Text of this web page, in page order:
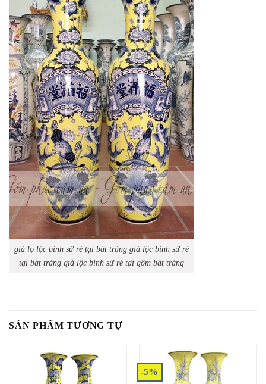
giá lọ lộc bình sứ rẻ tại bát tràng giá lộc bình sứ rẻ
tại bát tràng giá lộc bình sứ rẻ tại gốm bát tràng
SẢN PHẨM TƯƠNG TỰ
-5%